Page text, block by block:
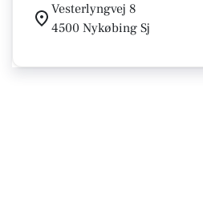
Vesterlyngvej 8
4500 Nykøbing Sj